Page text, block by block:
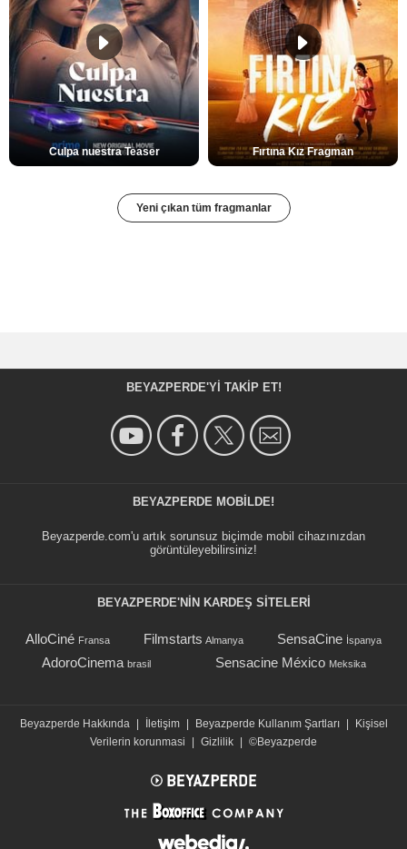
Culpa nuestra Teaser Fırtına Kız Fragman
Yeni çıkan tüm fragmanlar
BEYAZPERDE'YI TAKIP ET!
BEYAZPERDE MOBILDE!
Beyazperde.com'u artık sorunsuz biçimde mobil cihazınızdan
görüntüleyebilirsiniz!
BEYAZPERDE'NIN KARDEŞ SİTELERİ
AlloCiné Fransa Filmstarts Almanya SensaCine İspanya
AdoroCinema brasil Sensacine México Meksika
Beyazperde Hakkında İletişim Beyazperde Kullanım Şartları
Kişisel
Verilerin korunmasi
Gizlilik ©Beyazperde